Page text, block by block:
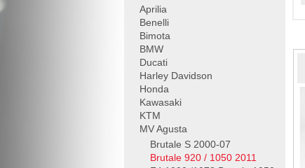
Aprilia
Benelli
Bimota
BMW
Ducati
Harley Davidson
Honda
Kawasaki
KTM
MV Agusta
Brutale S 2000-07
Brutale 920 / 1050 2011